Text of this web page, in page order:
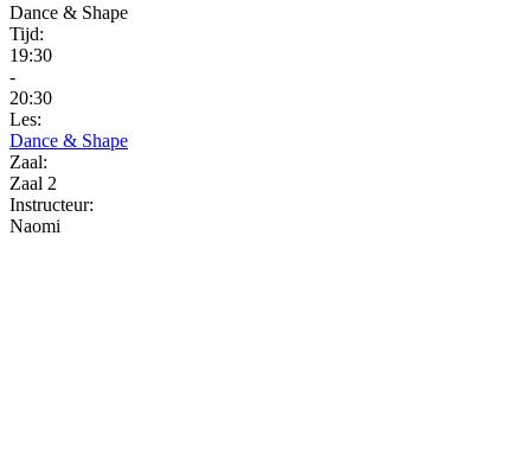
Dance & Shape
Tijd:
19:30
-
20:30
Les:
Dance & Shape
Zaal:
Zaal 2
Instructeur:
Naomi